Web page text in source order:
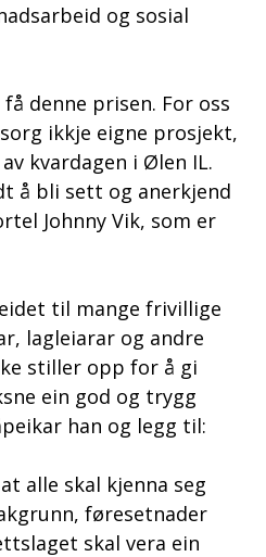
og sosial
denne prisen. For oss
ikkje eigne prosjekt,
kvardagen i Ølen IL.
å bli sett og anerkjend
Johnny Vik, som er
til mange frivillige
lagleiarar og andre
stiller opp for å gi
ein god og trygg
han og legg til:
alle skal kjenna seg
føresetnader
skal vera ein